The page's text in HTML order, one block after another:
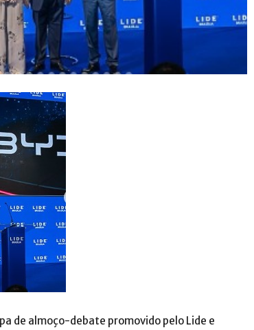
de almoço-debate promovido pelo Lide e